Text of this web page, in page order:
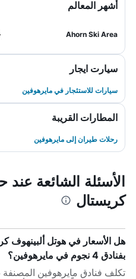
أشهر المعالم
Ahorn Ski Area
سيارت ايجار
سيارات للاستئجار في مايرهوفين
المطارات القريبة
رحلات طيران إلى مايرهوفين
الأسئلة الشائعة
كريستال
هل الأسعار في هوتل ألبينهوف
بفنادق 4 نجوم في مايرهوفين؟